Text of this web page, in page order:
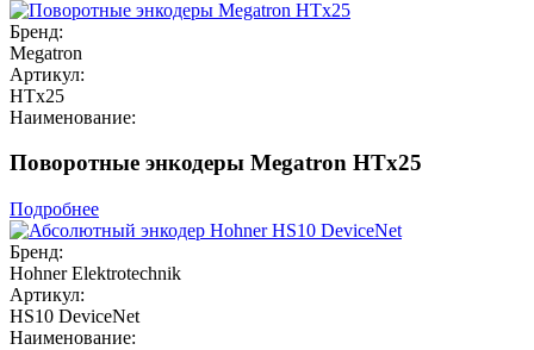
Бренд:
Megatron
Артикул:
HTx25
Наименование:
Поворотные энкодеры Megatron HTx25
Подробнее
Бренд:
Hohner Elektrotechnik
Артикул:
HS10 DeviceNet
Наименование: